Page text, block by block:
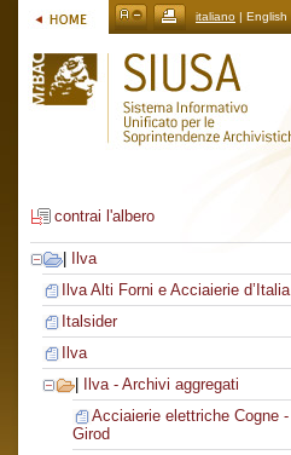
italiano | English
contrai l'albero
Ilva
Ilva Alti Forni e Acciaierie d’Italia
Italsider
Ilva
Ilva - Archivi aggregati
Acciaierie elettriche Cogne -
Girod